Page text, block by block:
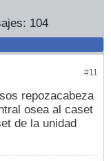
104
#11
repozacabeza
osea al caset
de la unidad